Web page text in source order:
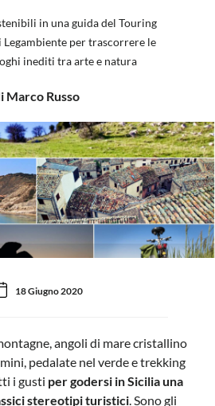
in una guida del Touring
per trascorrere le
inediti tra arte e natura
Marco Russo
18 Giugno 2020
angoli di mare cristallino
pedalate nel verde e trekking
i gusti per godersi in Sicilia una
stereotipi turistici. Sono gli